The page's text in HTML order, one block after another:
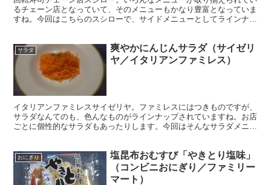
るチェーン店となっていて、そのメニューもかなり豊富となっていま
すね。今回はこちらのスシローで、サイドメニューとしてラインナッ
サラダ
爽やかにんじんサラダ（サイゼリ
ヤ／イタリアンファミレス）
イタリアンファミレスサイゼリヤ。ファミレスにはつきものですが、
サラダなんてのも、色んなものがラインナップされていますね。お店
ごとに個性的なサラダもあったりします。今回はそんなサラダメニュ
おにぎり
塩昆布おむすび「やきとり塩味」
（コンビニおにぎり／ファミリー
マート）